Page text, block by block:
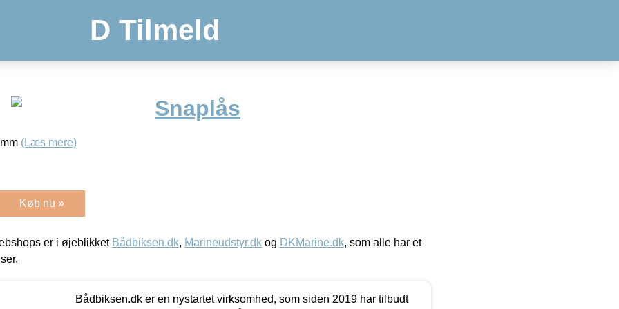
D Tilmeld
Snaplås
(Læs mere)
Køb nu »
er i øjeblikket Bådbiksen.dk, Marineudstyr.dk og DKMarine.dk, som alle har et
Bådbiksen.dk er en nystartet virksomhed, som siden 2019 har tilbudt